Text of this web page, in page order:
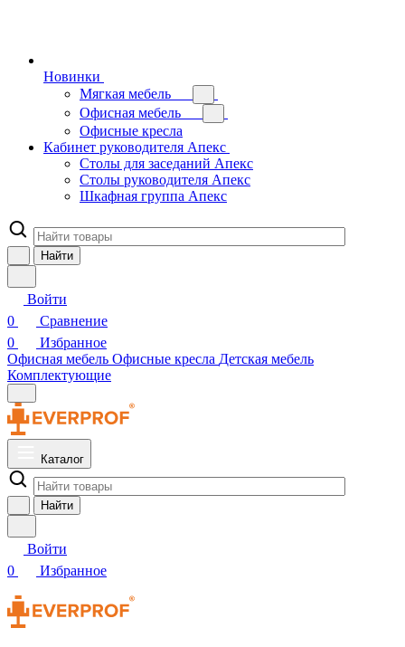
Новинки
Мягкая мебель
Офисная мебель
Офисные кресла
Кабинет руководителя Апекс
Столы для заседаний Апекс
Столы руководителя Апекс
Шкафная группа Апекс
Найти
Войти
0
Сравнение
0
Избранное
Офисная мебель Офисные кресла Детская мебель
Комплектующие
Каталог
Найти
Войти
0
Избранное